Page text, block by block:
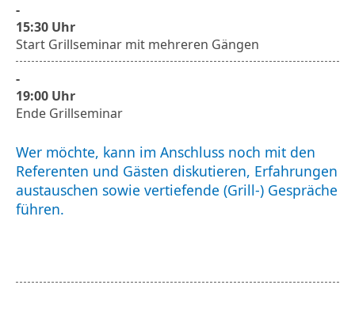
-
15:30 Uhr
Start Grillseminar mit mehreren Gängen
-
19:00 Uhr
Ende Grillseminar
Wer möchte, kann im Anschluss noch mit den
Referenten und Gästen diskutieren, Erfahrungen
austauschen sowie vertiefende (Grill-) Gespräche
führen.